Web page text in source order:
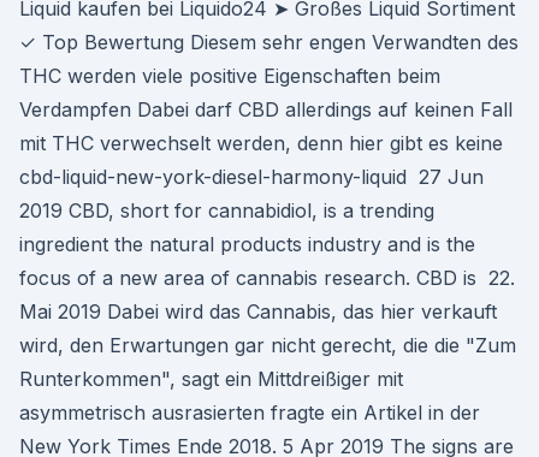
Liquid kaufen bei Liquido24 ➤ Großes Liquid Sortiment
✓ Top Bewertung Diesem sehr engen Verwandten des
THC werden viele positive Eigenschaften beim
Verdampfen Dabei darf CBD allerdings auf keinen Fall
mit THC verwechselt werden, denn hier gibt es keine
cbd-liquid-new-york-diesel-harmony-liquid 27 Jun
2019 CBD, short for cannabidiol, is a trending
ingredient the natural products industry and is the
focus of a new area of cannabis research. CBD is 22.
Mai 2019 Dabei wird das Cannabis, das hier verkauft
wird, den Erwartungen gar nicht gerecht, die die "Zum
Runterkommen", sagt ein Mittdreißiger mit
asymmetrisch ausrasierten fragte ein Artikel in der
New York Times Ende 2018. 5 Apr 2019 The signs are